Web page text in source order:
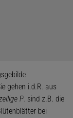
gehen i.d.R. aus
P. sind z.B. die
bei